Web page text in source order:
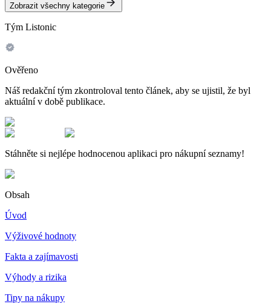
Zobrazit všechny kategorie
Tým Listonic
Ověřeno
Náš redakční tým zkontroloval tento článek, aby se ujistil, že byl
aktuální v době publikace.
Stáhněte si nejlépe hodnocenou aplikaci pro nákupní seznamy!
Obsah
Úvod
Výživové hodnoty
Fakta a zajímavosti
Výhody a rizika
Tipy na nákupy